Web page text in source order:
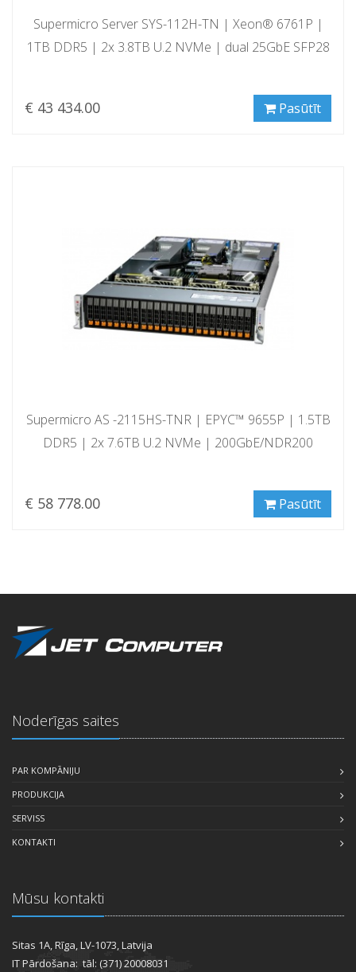
Supermicro Server SYS-112H-TN | Xeon® 6761P |
1TB DDR5 | 2x 3.8TB U.2 NVMe | dual 25GbE SFP28
€ 43 434.00 Pasūtīt
Supermicro AS -2115HS-TNR | EPYC™ 9655P | 1.5TB
DDR5 | 2x 7.6TB U.2 NVMe | 200GbE/NDR200
€ 58 778.00 Pasūtīt
Noderīgas saites
PAR KOMPĀNIJU
PRODUKCIJA
SERVISS
KONTAKTI
Mūsu kontakti
Sitas 1A, Rīga, LV-1073, Latvija
IT Pārdošana: tāl: (371) 20008031